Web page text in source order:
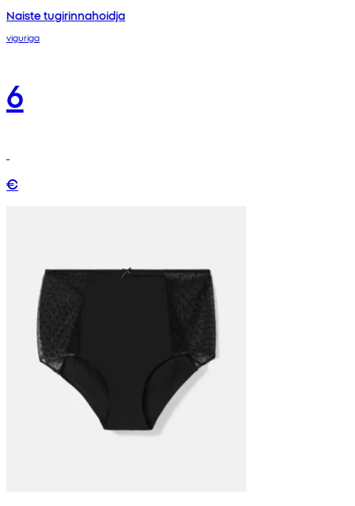
Naiste tugirinnahoidja
viguriga
6
€